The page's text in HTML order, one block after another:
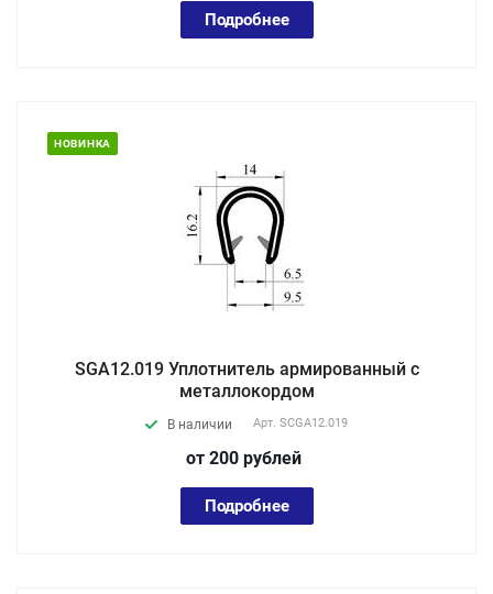
Подробнее
НОВИНКА
SGA12.019 Уплотнитель армированный с
металлокордом
В наличии Арт. SCGA12.019
от 200 рублей
Подробнее